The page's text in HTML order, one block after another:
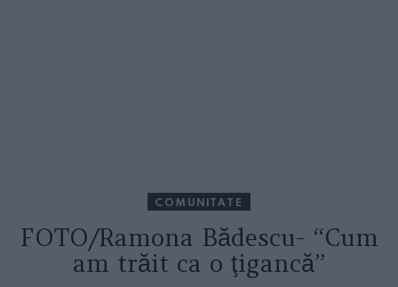
COMUNITATE
FOTO/Ramona Bădescu- “Cum
am trăit ca o ţigancă”